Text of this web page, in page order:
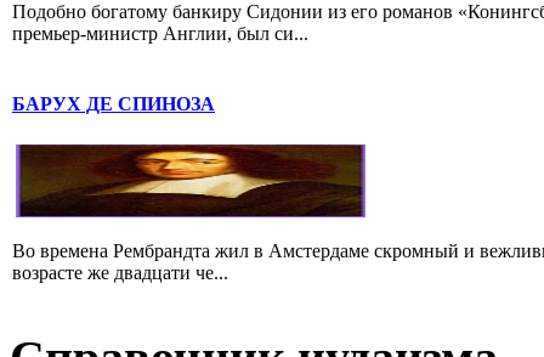
Подобно богатому банкиру Сидонии из его романов
премьер-министр Англии, был си...
БАРУХ ДЕ СПИНОЗА
Во времена Рембрандта жил в Амстердаме скромный и
возрасте же двадцати че...